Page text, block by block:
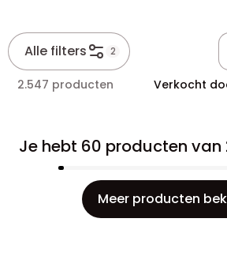
Alle filters 2
2.547 producten Verkocht
Je hebt 60 producten van
Meer producten